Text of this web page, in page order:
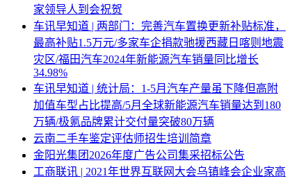
家领导人到会祝贺
车讯早知道 | 两部门：完善汽车置换更新补贴标准，
最高补贴1.5万元/多家车企捐款驰援西藏日喀则地震
灾区/福田汽车2024年新能源汽车销量同比增长
34.98%
车讯早知道 | 统计局：1-5月汽车产量虽下降但高附
加值车型占比提高/5月全球新能源汽车销量达到180
万辆/极氪品牌累计交付量突破80万辆
云南二手车鉴定评估师招生培训简章
金阳光集团2026年度广告公司集采招标公告
工商联讯 | 2021年世界互联网大会乌镇峰会企业家高